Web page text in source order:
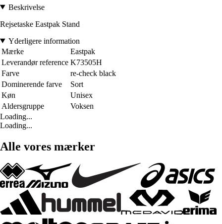
Beskrivelse
Rejsetaske Eastpak Stand
Yderligere information
Mærke
Eastpak
Leverandør reference K73505H
Farve
re-check black
Dominerende farve
Sort
Køn
Unisex
Aldersgruppe
Voksen
Loading...
Loading...
Alle vores mærker